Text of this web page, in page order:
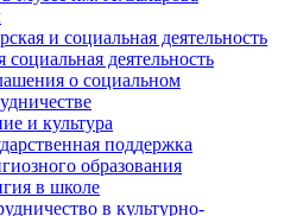
и социальная деятельность
социальная деятельность
о социальном
и культура
поддержка
образования
в школе
в культурно-